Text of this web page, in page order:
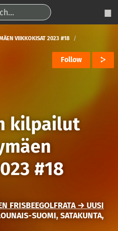
VIIKKOKISAT 2023 #18
Follow
kilpailut
#18
FRISBEEGOLFRATA → UUSI
SUOMI, SATAKUNTA,